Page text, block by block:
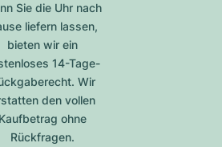
Sie die Uhr nach
liefern lassen,
bieten wir ein
14-Tage-
Wir
den vollen
Kaufbetrag ohne
Rückfragen.